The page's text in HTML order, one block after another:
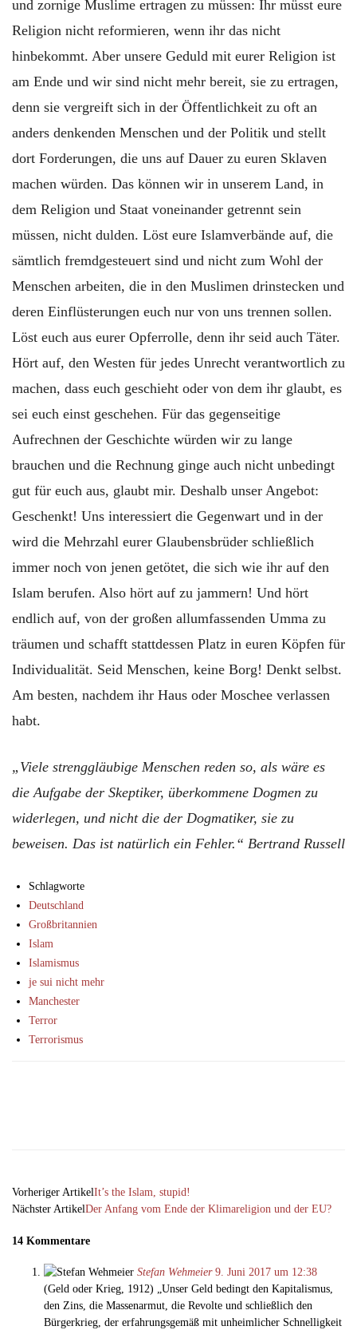
und zornige Muslime ertragen zu müssen: Ihr müsst eure
Religion nicht reformieren, wenn ihr das nicht
hinbekommt. Aber unsere Geduld mit eurer Religion ist
am Ende und wir sind nicht mehr bereit, sie zu ertragen,
denn sie vergreift sich in der Öffentlichkeit zu oft an
anders denkenden Menschen und der Politik und stellt
dort Forderungen, die uns auf Dauer zu euren Sklaven
machen würden. Das können wir in unserem Land, in
dem Religion und Staat voneinander getrennt sein
müssen, nicht dulden. Löst eure Islamverbände auf, die
sämtlich fremdgesteuert sind und nicht zum Wohl der
Menschen arbeiten, die in den Muslimen drinstecken und
deren Einflüsterungen euch nur von uns trennen sollen.
Löst euch aus eurer Opferrolle, denn ihr seid auch Täter.
Hört auf, den Westen für jedes Unrecht verantwortlich zu
machen, dass euch geschieht oder von dem ihr glaubt, es
sei euch einst geschehen. Für das gegenseitige
Aufrechnen der Geschichte würden wir zu lange
brauchen und die Rechnung ginge auch nicht unbedingt
gut für euch aus, glaubt mir. Deshalb unser Angebot:
Geschenkt! Uns interessiert die Gegenwart und in der
wird die Mehrzahl eurer Glaubensbrüder schließlich
immer noch von jenen getötet, die sich wie ihr auf den
Islam berufen. Also hört auf zu jammern! Und hört
endlich auf, von der großen allumfassenden Umma zu
träumen und schafft stattdessen Platz in euren Köpfen für
Individualität. Seid Menschen, keine Borg! Denkt selbst.
Am besten, nachdem ihr Haus oder Moschee verlassen
habt.
„Viele strenggläubige Menschen reden so, als wäre es
die Aufgabe der Skeptiker, überkommene Dogmen zu
widerlegen, und nicht die der Dogmatiker, sie zu
beweisen. Das ist natürlich ein Fehler.“ Bertrand Russell
Schlagworte
Deutschland
Großbritannien
Islam
Islamismus
je sui nicht mehr
Manchester
Terror
Terrorismus
Vorheriger ArtikelIt’s the Islam, stupid!
Nächster ArtikelDer Anfang vom Ende der Klimareligion und der EU?
14 Kommentare
Stefan Wehmeier 9. Juni 2017 um 12:38
(Geld oder Krieg, 1912) „Unser Geld bedingt den Kapitalismus,
den Zins, die Massenarmut, die Revolte und schließlich den
Bürgerkrieg, der erfahrungsgemäß mit unheimlicher Schnelligkeit